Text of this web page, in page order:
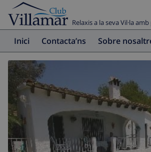
Relaxis a la seva Vil·la
Inici Contacta’ns Sobre